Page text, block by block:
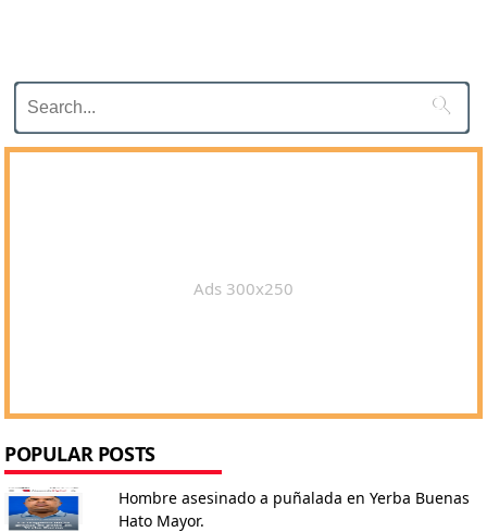

Ads 300x250
POPULAR POSTS
Hombre asesinado a puñalada en Yerba Buenas
Hato Mayor.